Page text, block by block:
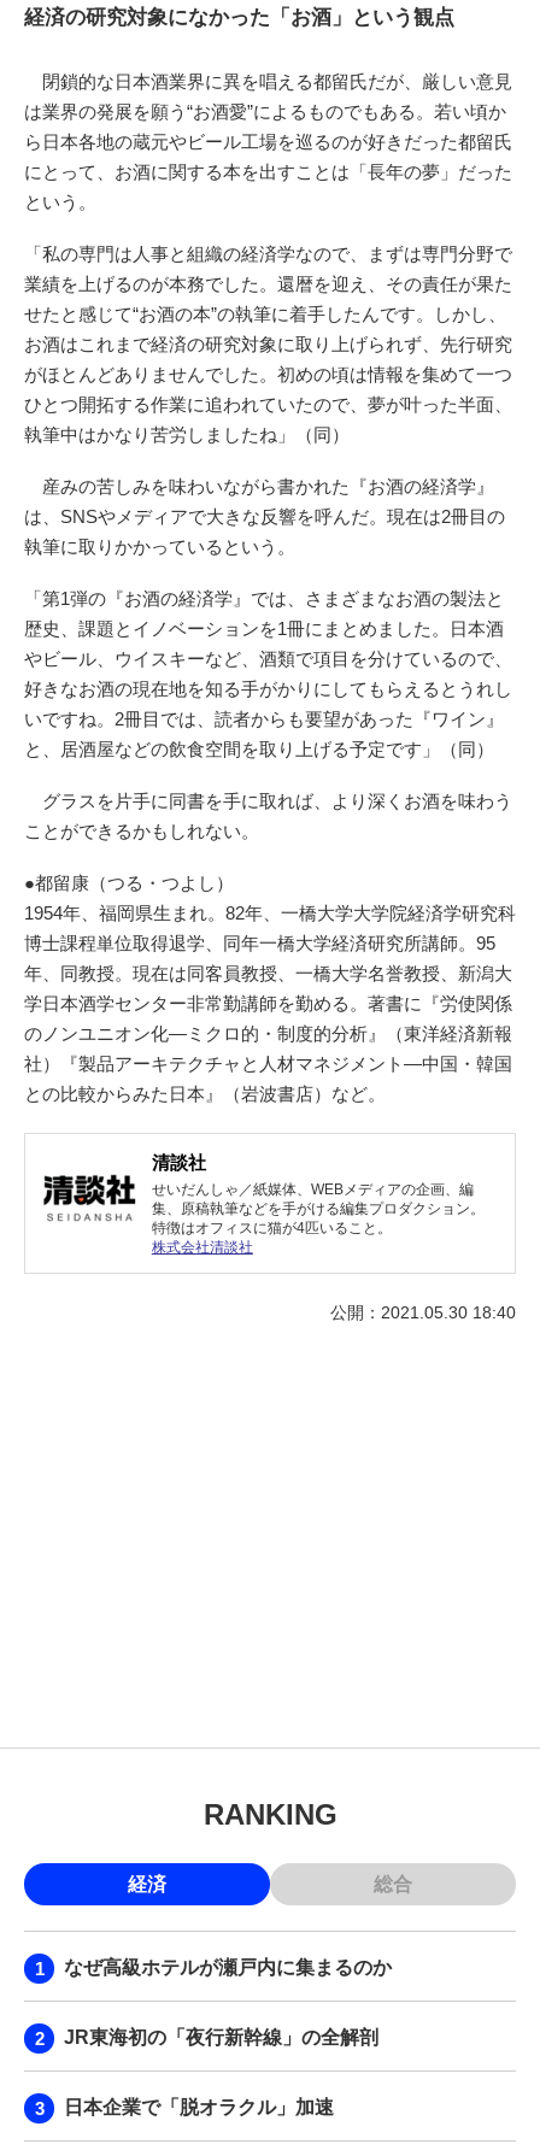
経済の研究対象になかった「お酒」という観点
閉鎖的な日本酒業界に異を唱える都留氏だが、厳しい意見
は業界の発展を願う“お酒愛”によるものでもある。若い頃か
ら日本各地の蔵元やビール工場を巡るのが好きだった都留氏
にとって、お酒に関する本を出すことは「長年の夢」だった
という。
「私の専門は人事と組織の経済学なので、まずは専門分野で
業績を上げるのが本務でした。還暦を迎え、その責任が果た
せたと感じて“お酒の本”の執筆に着手したんです。しかし、
お酒はこれまで経済の研究対象に取り上げられず、先行研究
がほとんどありませんでした。初めの頃は情報を集めて一つ
ひとつ開拓する作業に追われていたので、夢が叶った半面、
執筆中はかなり苦労しましたね」（同）
産みの苦しみを味わいながら書かれた『お酒の経済学』
は、SNSやメディアで大きな反響を呼んだ。現在は2冊目の
執筆に取りかかっているという。
「第1弾の『お酒の経済学』では、さまざまなお酒の製法と
歴史、課題とイノベーションを1冊にまとめました。日本酒
やビール、ウイスキーなど、酒類で項目を分けているので、
好きなお酒の現在地を知る手がかりにしてもらえるとうれし
いですね。2冊目では、読者からも要望があった『ワイン』
と、居酒屋などの飲食空間を取り上げる予定です」（同）
グラスを片手に同書を手に取れば、より深くお酒を味わう
ことができるかもしれない。
●都留康（つる・つよし）
1954年、福岡県生まれ。82年、一橋大学大学院経済学研究科
博士課程単位取得退学、同年一橋大学経済研究所講師。95
年、同教授。現在は同客員教授、一橋大学名誉教授、新潟大
学日本酒学センター非常勤講師を勤める。著書に『労使関係
のノンユニオン化―ミクロ的・制度的分析』（東洋経済新報
社）『製品アーキテクチャと人材マネジメント―中国・韓国
との比較からみた日本』（岩波書店）など。
清談社
せいだんしゃ／紙媒体、WEBメディアの企画、編
集、原稿執筆などを手がける編集プロダクション。
特徴はオフィスに猫が4匹いること。
株式会社清談社
公開：2021.05.30 18:40
RANKING
経済 総合
なぜ高級ホテルが瀬戸内に集まるのか
JR東海初の「夜行新幹線」の全解剖
日本企業で「脱オラクル」加速